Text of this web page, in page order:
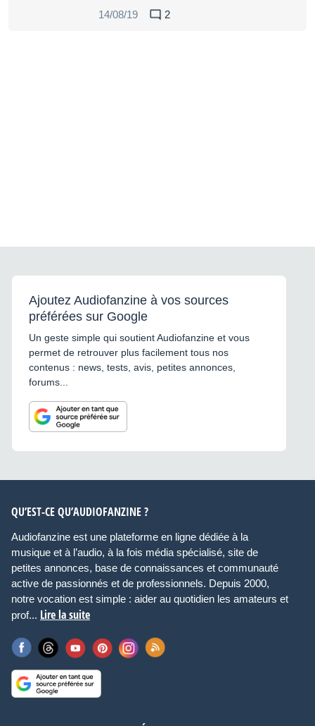
14/08/19
2
Ajoutez Audiofanzine à vos sources
préférées sur Google
Un geste simple qui soutient Audiofanzine et vous
permet de retrouver plus facilement tous nos
contenus : news, tests, avis, petites annonces,
forums...
QU’EST-CE QU’AUDIOFANZINE ?
Audiofanzine est une plateforme en ligne dédiée à la
musique et à l’audio, à la fois média spécialisé, site de
petites annonces, base de connaissances et communauté
active de passionnés et de professionnels. Depuis 2000,
notre vocation est simple : aider au quotidien les amateurs et
prof... Lire la suite